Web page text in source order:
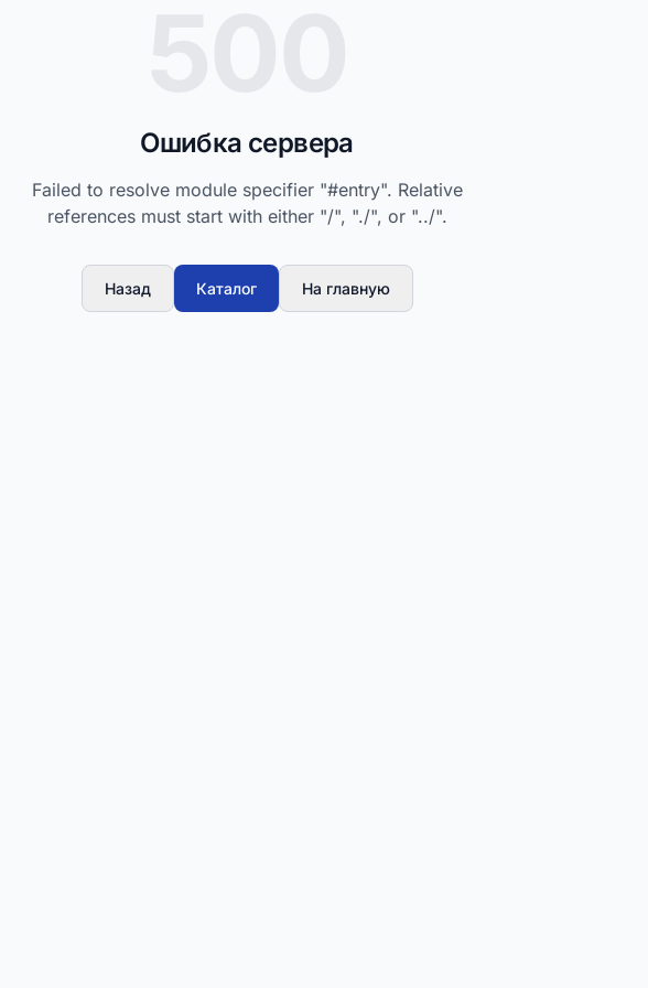
Ошибка сервера
Failed to resolve module specifier "#entry". Relative
references must start with either "/", "./", or "../".
Назад Каталог На главную